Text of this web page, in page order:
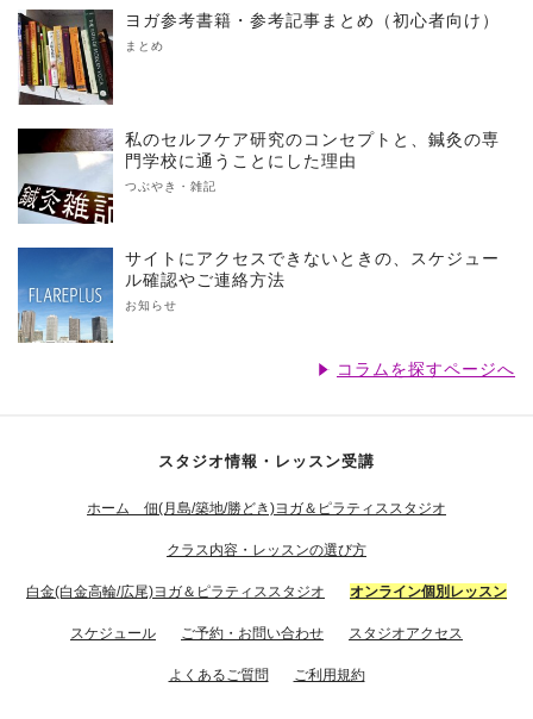
ヨガ参考書籍・参考記事まとめ（初心者向け）
まとめ
私のセルフケア研究のコンセプトと、鍼灸の専
門学校に通うことにした理由
つぶやき・雑記
サイトにアクセスできないときの、スケジュー
ル確認やご連絡方法
お知らせ
コラムを探すページへ
スタジオ情報・レッスン受講
ホーム 佃(月島/築地/勝どき)ヨガ＆ピラティススタジオ
クラス内容・レッスンの選び方
白金(白金高輪/広尾)ヨガ＆ピラティススタジオ オンライン個別レッスン
スケジュール ご予約・お問い合わせ スタジオアクセス
よくあるご質問 ご利用規約